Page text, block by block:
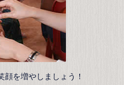
を増やしましょう！